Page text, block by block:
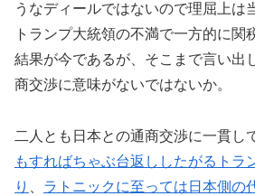
うなディールではないので理屈上は
トランプ大統領の不満で一方的に関
結果が今であるが、そこまで言い出
商交渉に意味がないではないか。
二人とも日本との通商交渉に一貫し
もすればちゃぶ台返ししたがるトラ
り
ラトニックに至っては日本側の